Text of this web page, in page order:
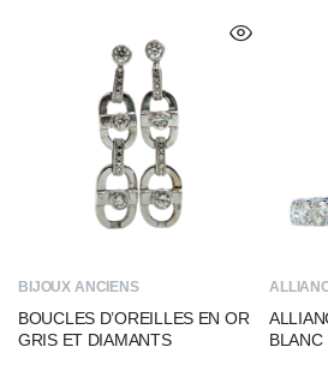
BIJOUX ANCIENS
BOUCLES D’OREILLES EN OR
GRIS ET DIAMANTS
BLANC